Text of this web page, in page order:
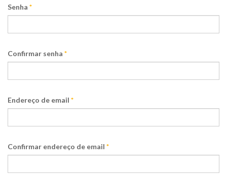
Senha *
Confirmar senha *
Endereço de email *
Confirmar endereço de email *